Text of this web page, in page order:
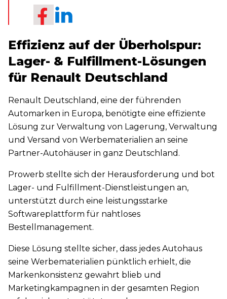
Effizienz auf der Überholspur:
Lager- & Fulfillment-Lösungen
für Renault Deutschland
Renault Deutschland, eine der führenden
Automarken in Europa, benötigte eine effiziente
Lösung zur Verwaltung von Lagerung, Verwaltung
und Versand von Werbematerialien an seine
Partner-Autohäuser in ganz Deutschland.
Prowerb stellte sich der Herausforderung und bot
Lager- und Fulfillment-Dienstleistungen an,
unterstützt durch eine leistungsstarke
Softwareplattform für nahtloses
Bestellmanagement.
Diese Lösung stellte sicher, dass jedes Autohaus
seine Werbematerialien pünktlich erhielt, die
Markenkonsistenz gewahrt blieb und
Marketingkampagnen in der gesamten Region